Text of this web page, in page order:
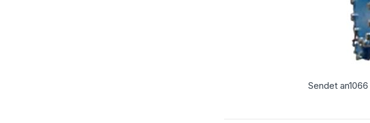
Sendet an1066